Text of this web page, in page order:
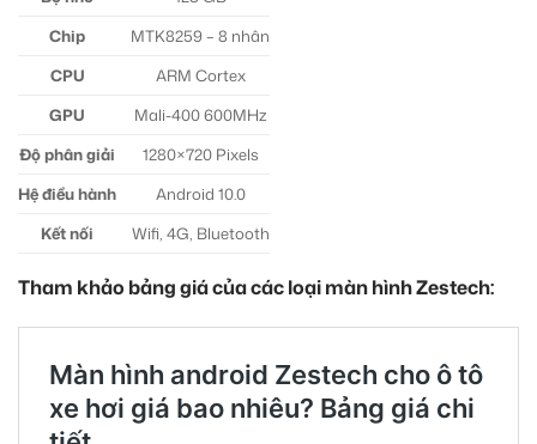
Chip
MTK8259 – 8 nhân
CPU
ARM Cortex
GPU
Mali-400 600MHz
Độ phân giải
1280×720 Pixels
Hệ điều hành
Android 10.0
Kết nối
Wifi, 4G, Bluetooth
Tham khảo bảng giá của các loại màn hình Zestech: